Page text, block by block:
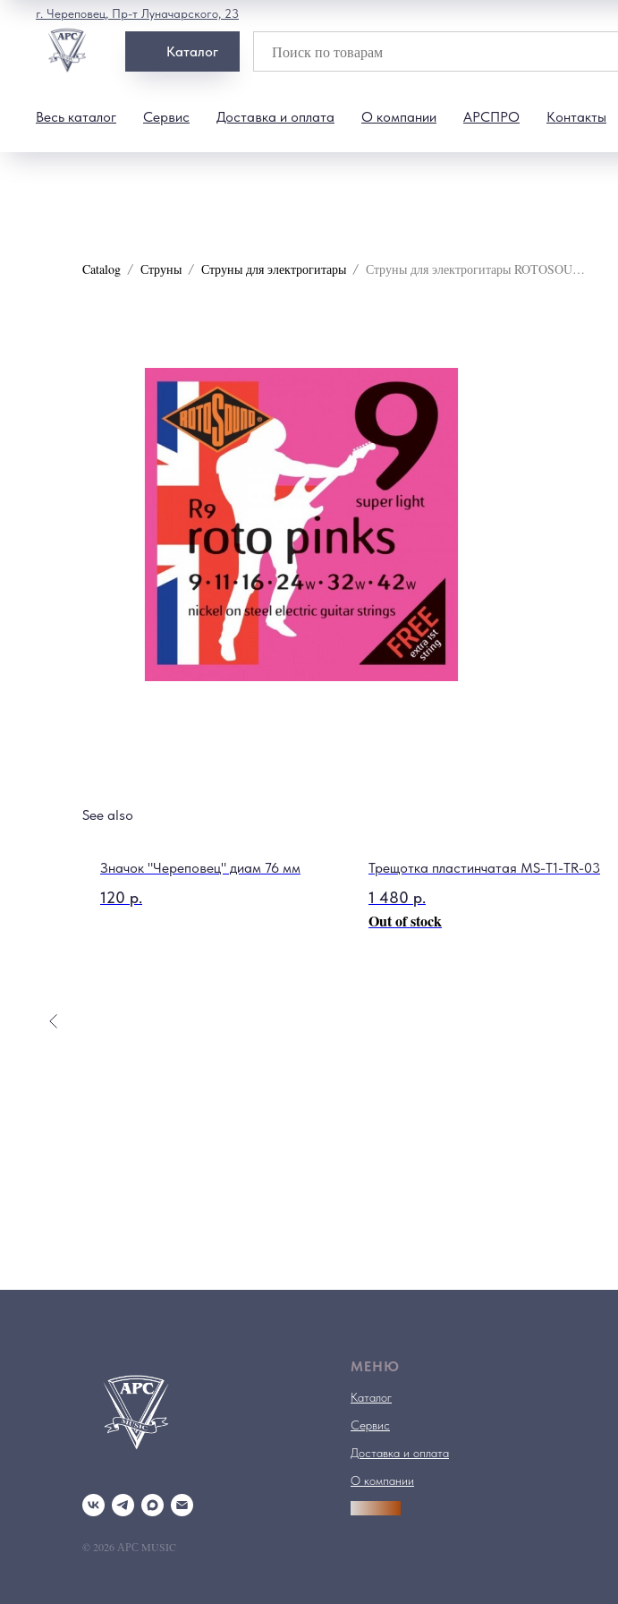
Каталог
Весь каталог Сервис Доставка и оплата О компании АРСПРО Контакты
г. Череповец, Пр-т Луначарского, 23
Catalog Струны Струны для электрогитары Струны для электрогитары ROTOSOUND R9
See also
Значок "Череповец" диам 76 мм
120 р.
Трещотка пластинчатая MS-T1-TR-03
1 480 р.
Out of stock
© 2026 АРС MUSIC
МЕНЮ
Каталог
Сервис
Доставка и оплата
О компании